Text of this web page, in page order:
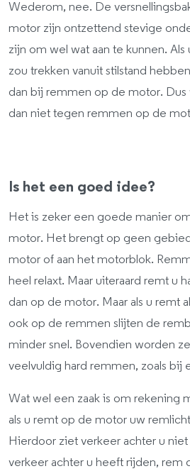
Wederom, nee. De
motor zijn ontzettend stevige
zijn om wel wat aan te kunnen.
zou trekken vanuit stilstand
dan bij remmen op de motor. Dus
dan niet tegen remmen op de
Is het een goed idee?
Het is zeker een goede manier
motor. Het brengt op geen
motor of aan het motorblok.
heel relaxt. Maar uiteraard remt u
dan op de motor. Maar als u remt
ook op de remmen slijten de
minder snel. Bovendien worden
veelvuldig hard remmen, zoals bij
Wat wel een zaak is om rekening
als u remt op de motor uw
Hierdoor ziet verkeer achter u niet
verkeer achter u heeft rijden, rem